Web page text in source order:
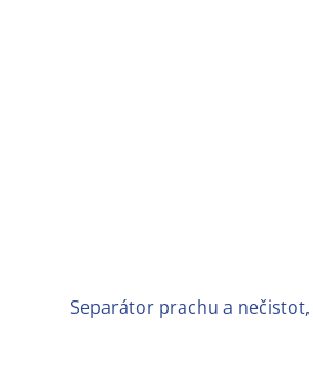
Separátor prachu a nečistot,